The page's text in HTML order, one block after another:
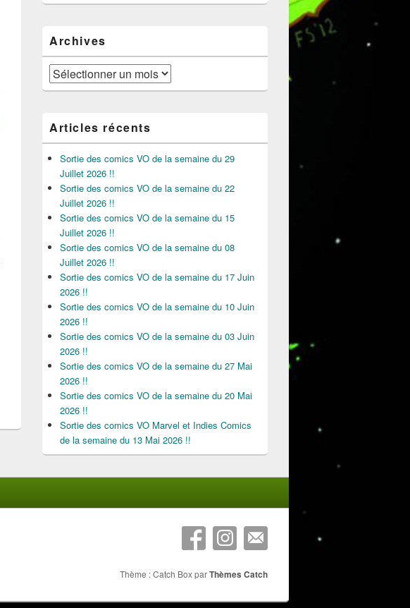
Archives
Archives
Articles récents
Sortie des comics VO de la semaine du 29
Juillet 2026 !!
Sortie des comics VO de la semaine du 22
Juillet 2026 !!
Sortie des comics VO de la semaine du 15
Juillet 2026 !!
Sortie des comics VO de la semaine du 08
Juillet 2026 !!
Sortie des comics VO de la semaine du 17 Juin
2026 !!
Sortie des comics VO de la semaine du 10 Juin
2026 !!
Sortie des comics VO de la semaine du 03 Juin
2026 !!
Sortie des comics VO de la semaine du 27 Mai
2026 !!
Sortie des comics VO de la semaine du 20 Mai
2026 !!
Sortie des comics VO Marvel et Indies Comics
de la semaine du 13 Mai 2026 !!
Thème : Catch Box parThèmes Catch